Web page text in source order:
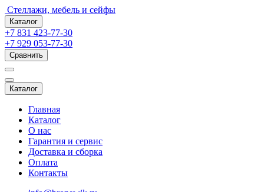
Стеллажи, мебель и сейфы
Каталог
+7 831 423-77-30
+7 929 053-77-30
Сравнить
Каталог
Главная
Каталог
О нас
Гарантия и сервис
Доставка и сборка
Оплата
Контакты